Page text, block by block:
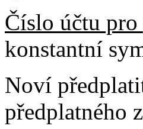
Číslo účtu pro
konstantní
Noví
předplatného